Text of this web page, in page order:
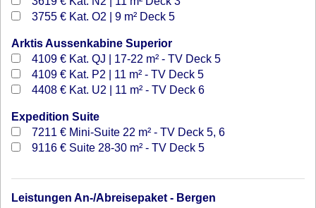
3755 € Kat. O2 | 9 m² Deck 5
Arktis Aussenkabine Superior
4109 € Kat. QJ | 17-22 m² - TV Deck 5
4109 € Kat. P2 | 11 m² - TV Deck 5
4408 € Kat. U2 | 11 m² - TV Deck 6
Expedition Suite
7211 € Mini-Suite 22 m² - TV Deck 5, 6
9116 € Suite 28-30 m² - TV Deck 5
Leistungen An-/Abreisepaket - Bergen